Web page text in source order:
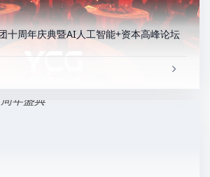
十周年庆典暨AI人工智能+资本高峰论坛